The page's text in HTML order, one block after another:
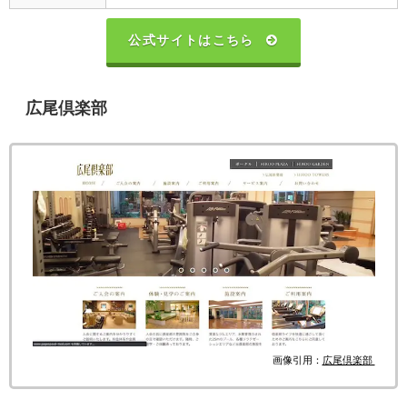
公式サイトはこちら
広尾倶楽部
画像引用： 広尾倶楽部